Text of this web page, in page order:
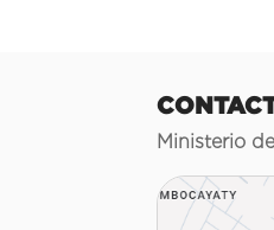
Ministerio